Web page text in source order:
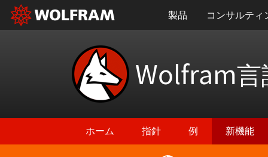
製品 コンサルティ
Wolfram言
ホーム 指針 例 新機能